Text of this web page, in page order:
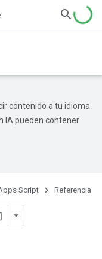
contenido a tu idioma
IA pueden contener
Script Referencia